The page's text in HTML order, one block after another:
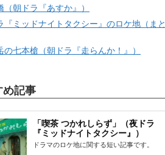
（朝ドラ『あすか』）
『ミッドナイトタクシー』のロケ地（まと
の七本槍（朝ドラ『走らんか！』）
め記事
「喫茶 つかれしらず」（夜ドラ
『ミッドナイトタクシー』）
ドラマのロケ地に関する短い記事です。